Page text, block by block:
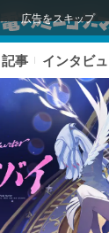
広告をスキップ
事 インタビ